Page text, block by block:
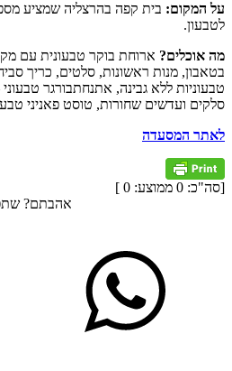
על המקום: בית קפה בהרצליה שמציע
לטבעון.
מה אוכלים? ארוחת בוקר טבעונית עם
בטאבון, מנות ראשונות, סלטים, כריך
טבעוניות ללא גבינה, אתנחתבורגר
סלקים ועדשים שחורות, טוסט פאניני
לאתר המסעדה
[סה"כ: 0 ממוצע: 0
]
אהבתם?